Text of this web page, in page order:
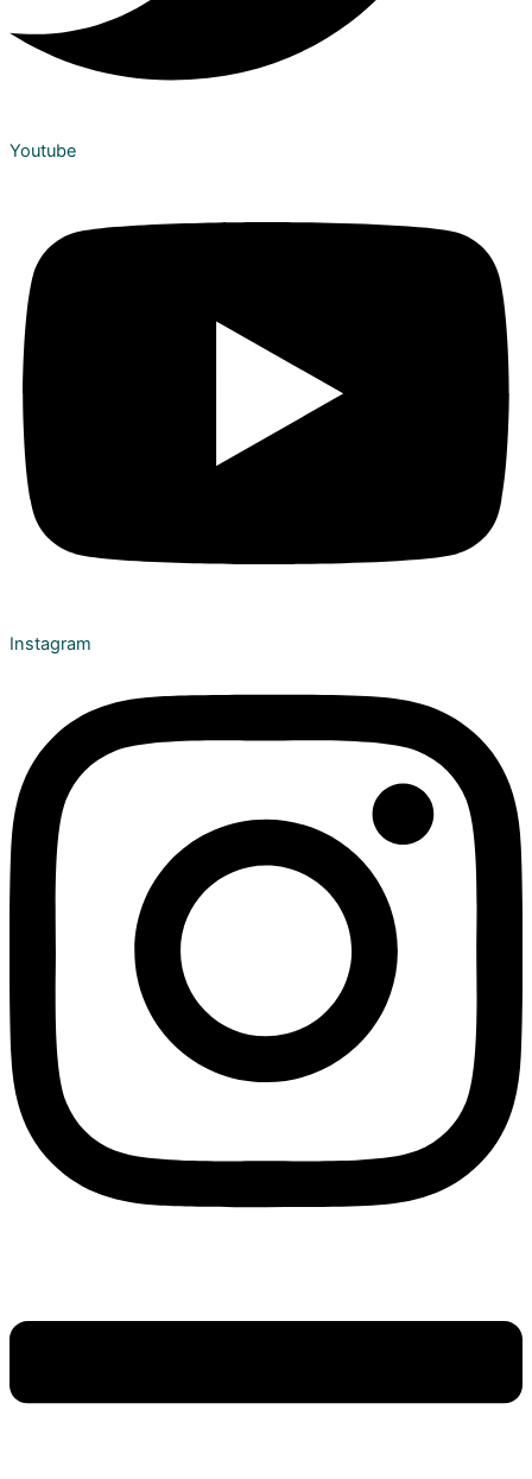
Youtube
Instagram